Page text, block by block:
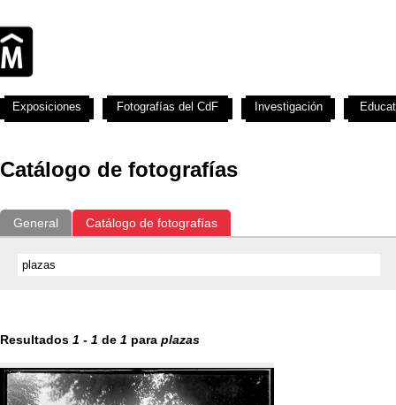
Catálogo de fotografías
General Catálogo de fotografías
Resultados 1 - 1 de 1 para plazas
Exposiciones Fotografías del CdF Investigación